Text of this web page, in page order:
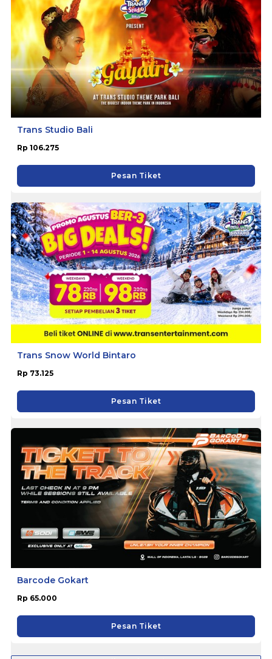
Trans Studio Bali
Rp 106.275
Pesan Tiket
Trans Snow World Bintaro
Rp 73.125
Pesan Tiket
Barcode Gokart
Rp 65.000
Pesan Tiket